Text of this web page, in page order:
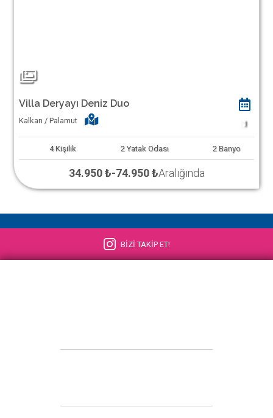
Villa Deryayı Deniz Duo
Kalkan / Palamut 1
4 Kişilik 2 Yatak Odası 2 Banyo
34.950 ₺-74.950 ₺Aralığında
BİZİ TAKİP ET!